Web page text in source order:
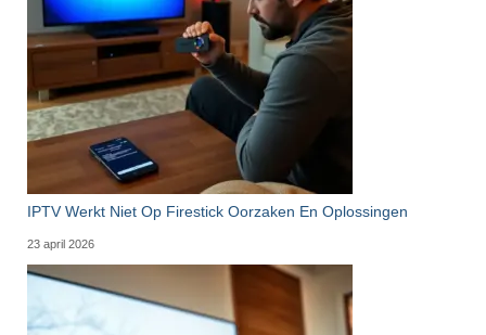
IPTV Werkt Niet Op Firestick Oorzaken En Oplossingen
23 april 2026